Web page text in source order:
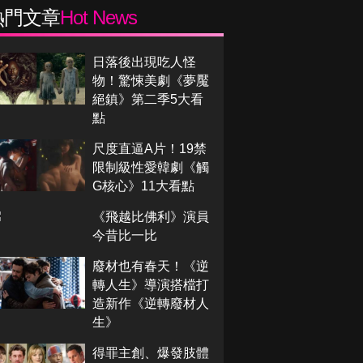
門文章Hot News
日落後出現吃人怪
物！驚悚美劇《夢魘
絕鎮》第二季5大看
點
尺度直逼A片！19禁
限制級性愛韓劇《觸
G核心》11大看點
《飛越比佛利》演員
今昔比一比
廢材也有春天！《逆
轉人生》導演搭檔打
造新作《逆轉廢材人
生》
得罪主創、爆發肢體